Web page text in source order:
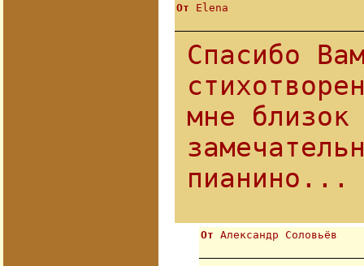
От Elena
Спасибо
мне близок
пианино...
От Александр Соловьёв